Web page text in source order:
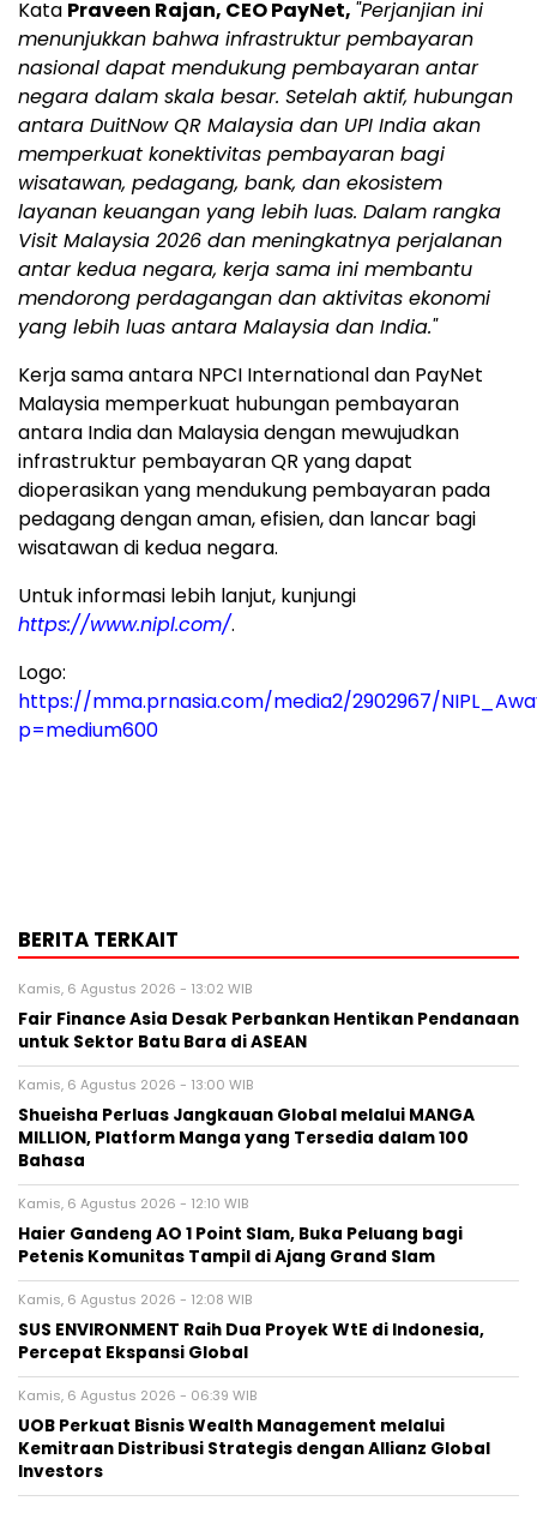
Kata Praveen Rajan, CEO PayNet, "Perjanjian ini
menunjukkan bahwa infrastruktur pembayaran
nasional dapat mendukung pembayaran antar
negara dalam skala besar. Setelah aktif, hubungan
antara DuitNow QR Malaysia dan UPI India akan
memperkuat konektivitas pembayaran bagi
wisatawan, pedagang, bank, dan ekosistem
layanan keuangan yang lebih luas. Dalam rangka
Visit Malaysia 2026 dan meningkatnya perjalanan
antar kedua negara, kerja sama ini membantu
mendorong perdagangan dan aktivitas ekonomi
yang lebih luas antara Malaysia dan India."
Kerja sama antara NPCI International dan PayNet
Malaysia memperkuat hubungan pembayaran
antara India dan Malaysia dengan mewujudkan
infrastruktur pembayaran QR yang dapat
dioperasikan yang mendukung pembayaran pada
pedagang dengan aman, efisien, dan lancar bagi
wisatawan di kedua negara.
Untuk informasi lebih lanjut, kunjungi
https://www.nipl.com/.
Logo:
https://mma.prnasia.com/media2/2902967/
p=medium600
BERITA TERKAIT
Kamis, 6 Agustus 2026 - 13:02 WIB
Fair Finance Asia Desak Perbankan Hentikan Pendanaan
untuk Sektor Batu Bara di ASEAN
Kamis, 6 Agustus 2026 - 13:00 WIB
Shueisha Perluas Jangkauan Global melalui MANGA
MILLION, Platform Manga yang Tersedia dalam 100
Bahasa
Kamis, 6 Agustus 2026 - 12:10 WIB
Haier Gandeng AO 1 Point Slam, Buka Peluang bagi
Petenis Komunitas Tampil di Ajang Grand Slam
Kamis, 6 Agustus 2026 - 12:08 WIB
SUS ENVIRONMENT Raih Dua Proyek WtE di Indonesia,
Percepat Ekspansi Global
Kamis, 6 Agustus 2026 - 06:39 WIB
UOB Perkuat Bisnis Wealth Management melalui
Kemitraan Distribusi Strategis dengan Allianz Global
Investors